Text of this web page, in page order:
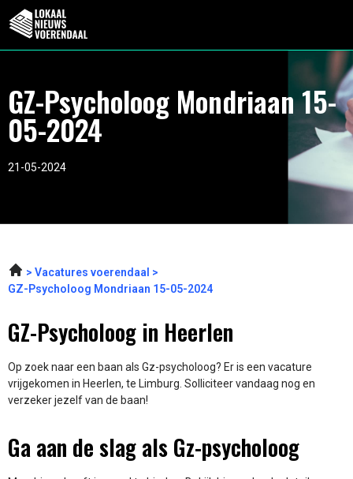
GZ-Psycholoog Mondriaan 15-
05-2024
21-05-2024
Vacatures voerendaal
GZ-Psycholoog Mondriaan 15-05-2024
GZ-Psycholoog in Heerlen
Op zoek naar een baan als Gz-psycholoog? Er is een vacature
vrijgekomen in Heerlen, te Limburg. Solliciteer vandaag nog en
verzeker jezelf van de baan!
Ga aan de slag als Gz-psycholoog